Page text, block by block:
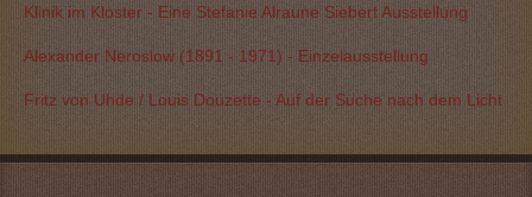
Klinik im Kloster - Eine Stefanie Alraune Siebert Ausstellung
Alexander Neroslow (1891 - 1971) - Einzelausstellung
Fritz von Uhde / Louis Douzette - Auf der Suche nach dem Licht